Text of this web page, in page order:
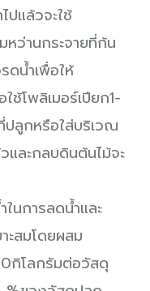
แล้วจะใช้
หว่านกระจายที่ก้น
ดน้ำเพื่อให้
ช้โพลิเมอร์เปียก1-
ลูกหรือใส่บริเวณ
ละกลบดินต้นไม้จะ
นการลดน้ำและ
ะสมโดยผสม
กิโลกรัมต่อวัสดุ